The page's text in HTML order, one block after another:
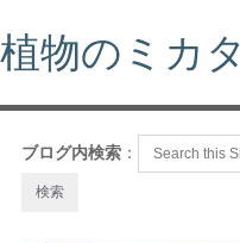
植物のミカタ
ブログ内検索 ：